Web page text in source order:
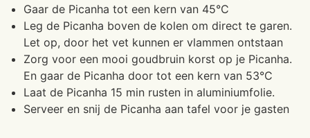
Gaar de Picanha tot een kern van 45°C
Leg de Picanha boven de kolen om direct te garen.
Let op, door het vet kunnen er vlammen ontstaan
Zorg voor een mooi goudbruin korst op je Picanha.
En gaar de Picanha door tot een kern van 53°C
Laat de Picanha 15 min rusten in aluminiumfolie.
Serveer en snij de Picanha aan tafel voor je gasten